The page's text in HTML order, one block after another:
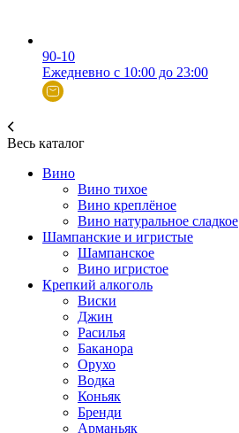
90-10
Ежедневно с 10:00 до 23:00
Весь каталог
Вино
Вино тихое
Вино креплёное
Вино натуральное сладкое
Шампанские и игристые
Шампанское
Вино игристое
Крепкий алкоголь
Виски
Джин
Расилья
Баканора
Орухо
Водка
Коньяк
Бренди
Арманьяк